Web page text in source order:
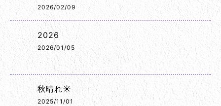
2026/02/09
2026
2026/01/05
秋晴れ☀️
2025/11/01